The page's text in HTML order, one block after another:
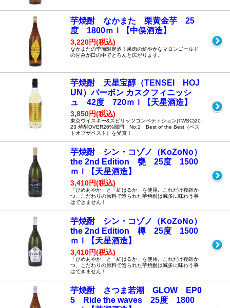
芋焼酎 なかまた 栗黄金芋 25
度 1800ｍｌ【中俣酒造】
3,220円(税込)
なかまたの季節限定酒！果肉の鮮やかなマロンゴールド
の甘みが口の中でとろんと広がります。
芋焼酎 天星宝醇（TENSEI HOJ
UN）バーボン カスクフィニッシ
ュ 42度 720ｍｌ【天星酒造】
3,850円(税込)
東京ウイスキー&スピリッツコンペティション(TWSC)20
23 焼酎OVER26%部門 No.1 Best of the Best（ベス
トオブザベスト）を受賞！
芋焼酎 シン・コゾノ（KoZoNo）
the 2nd Edition 甕 25度 1500
ｍｌ【天星酒造】
3,410円(税込)
「ひめあやか」と「紅はるか」を使用。これだけ複雑か
つ、こだわりの原料で造られた芋焼酎は滅多に味わう事
はできません！
芋焼酎 シン・コゾノ（KoZoNo）
the 2nd Edition 樽 25度 1500
ｍｌ【天星酒造】
3,410円(税込)
「ひめあやか」と「紅はるか」を使用。これだけ複雑か
つ、こだわりの原料で造られた芋焼酎は滅多に味わう事
はできません！
芋焼酎 さつま若潮 GLOW EP0
5 Ride the waves 25度 1800